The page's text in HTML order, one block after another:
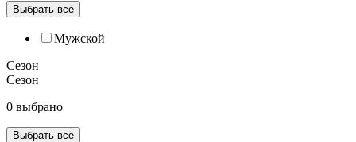
Выбрать всё
Мужской
Сезон
Сезон
0 выбрано
Выбрать всё